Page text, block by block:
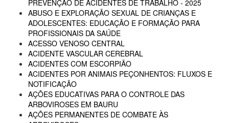
PREVENÇÃO DE ACIDENTES DE TRABALHO - 2025
ABUSO E EXPLORAÇÃO SEXUAL DE CRIANÇAS E
ADOLESCENTES: EDUCAÇÃO E FORMAÇÃO PARA
PROFISSIONAIS DA SAÚDE
ACESSO VENOSO CENTRAL
ACIDENTE VASCULAR CEREBRAL
ACIDENTES COM ESCORPIÃO
ACIDENTES POR ANIMAIS PEÇONHENTOS: FLUXOS E
NOTIFICAÇÃO
AÇÕES EDUCATIVAS PARA O CONTROLE DAS
ARBOVIROSES EM BAURU
AÇÕES PERMANENTES DE COMBATE ÀS